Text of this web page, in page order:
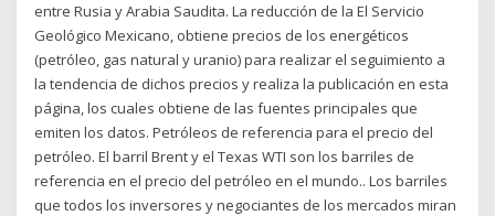
entre Rusia y Arabia Saudita. La reducción de la El Servicio
Geológico Mexicano, obtiene precios de los energéticos
(petróleo, gas natural y uranio) para realizar el seguimiento a
la tendencia de dichos precios y realiza la publicación en esta
página, los cuales obtiene de las fuentes principales que
emiten los datos. Petróleos de referencia para el precio del
petróleo. El barril Brent y el Texas WTI son los barriles de
referencia en el precio del petróleo en el mundo.. Los barriles
que todos los inversores y negociantes de los mercados miran